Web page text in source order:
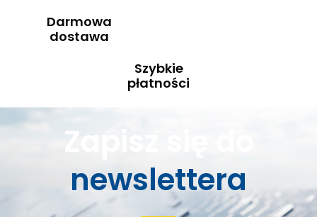
Darmowa
dostawa
Szybkie
płatności
Zapisz się do
newslettera